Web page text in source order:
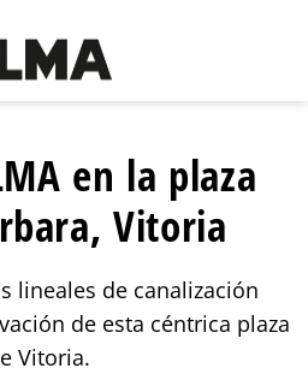
en la plaza
Vitoria
lineales de canalización
de esta céntrica plaza
Vitoria.